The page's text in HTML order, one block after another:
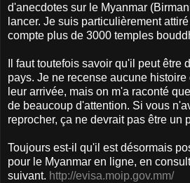
d'anecdotes sur le Myanmar
lancer. Je suis particulièrement
compte plus de 3000 temples
Il faut toutefois savoir qu'il peut être
pays. Je ne recense aucune
leur arrivée, mais on m'a raconté
de beaucoup d'attention. Si vous
reprocher, ça ne devrait pas être un
Toujours est-il qu'il est désormais
pour le Myanmar en ligne, en
suivant. http://evisa.moip.gov.mm/